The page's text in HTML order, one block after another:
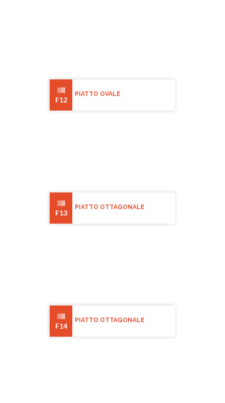
F12
PIATTO OVALE
F13
PIATTO OTTAGONALE
F14
PIATTO OTTAGONALE